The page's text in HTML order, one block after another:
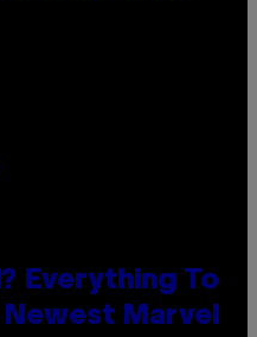
Everything To
Marvel